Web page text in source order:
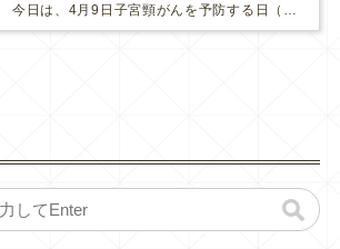
今日は、4月9日子宮頸がんを予防する日（子宮の日）です。 ここ数年、新型コロナの影響で、子宮頸がん検診にも受診控えが起こってしまっているそうです。 検診間隔が空いてしまう事で、もしがんが発見さ...